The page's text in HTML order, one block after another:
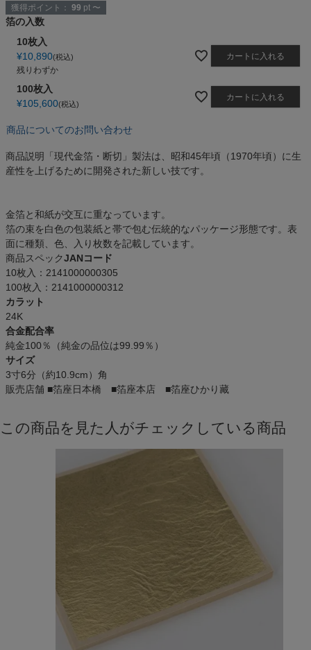
獲得ポイント： 99 pt 〜
箔の入数
10枚入
¥10,890 税込
残りわずか
カートに入れる
100枚入
¥105,600 税込
カートに入れる
商品についてのお問い合わせ
商品説明
「現代金箔・断切」製法は、昭和45年頃（1970年頃）に生
産性を上げるために開発された新しい技です。
金箔と和紙が交互に重なっています。
箔の束を白色の包装紙と帯で包む伝統的なパッケージ形態です。表
面に種類、色、入り枚数を記載しています。
商品スペックJANコード
10枚入：2141000000305
100枚入：2141000000312
カラット
24K
合金配合率
純金100％（純金の品位は99.99％）
サイズ
3寸6分（約10.9cm）角
販売店舗 ■箔座日本橋 ■箔座本店 ■箔座ひかり藏
この商品を見た人がチェックしている商品